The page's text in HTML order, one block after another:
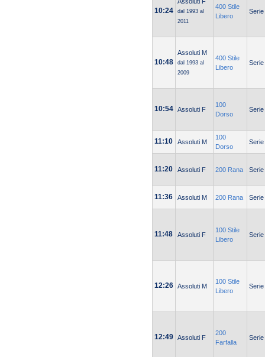
10:24
dal 1993 al
2011
400 Stile
Libero
Serie
10:48
Assoluti M
dal 1993 al
2009
400 Stile
Libero
Serie
10:54 Assoluti F
100
Dorso
Serie
11:10 Assoluti M
100
Dorso
Serie
11:20 Assoluti F 200 Rana Serie
11:36 Assoluti M 200 Rana Serie
11:48 Assoluti F
100 Stile
Libero
Serie
12:26 Assoluti M
100 Stile
Libero
Serie
12:49 Assoluti F
200
Farfalla
Serie